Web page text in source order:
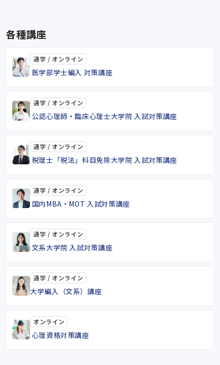
各種講座
通学 / オンライン
医学部学士編入 対策講座
通学 / オンライン
公認心理師・臨床心理士大学院 入試対策講座
通学 / オンライン
税理士「税法」科目免除大学院 入試対策講座
通学 / オンライン
国内MBA・MOT 入試対策講座
通学 / オンライン
文系大学院 入試対策講座
通学 / オンライン
大学編入（文系）講座
オンライン
心理資格対策講座